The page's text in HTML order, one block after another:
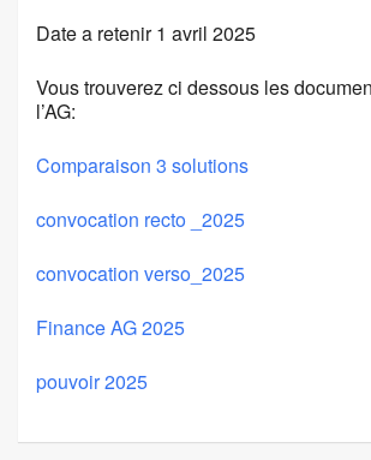
Date a retenir 1 avril 2025
Vous trouverez ci dessous les
l’AG:
Comparaison 3 solutions
convocation recto _2025
convocation verso_2025
Finance AG 2025
pouvoir 2025